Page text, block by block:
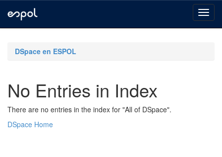
navigationDSpace en ESPOL
No Entries in Index
There are no entries in the index for "All of DSpace".
DSpace Home